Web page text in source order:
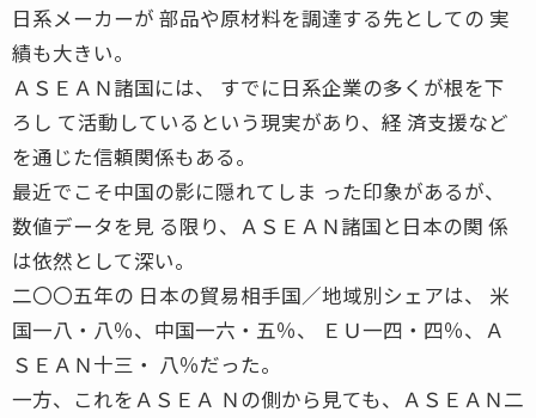
日系メーカーが 部品や原材料を調達する先としての 実
績も大きい。
ＡＳＥＡＮ諸国には、 すでに日系企業の多くが根を下
ろし て活動しているという現実があり、経 済支援など
を通じた信頼関係もある。
最近でこそ中国の影に隠れてしま った印象があるが、
数値データを見 る限り、ＡＳＥＡＮ諸国と日本の関 係
は依然として深い。
二〇〇五年の 日本の貿易相手国／地域別シェアは、 米
国一八・八％、中国一六・五％、 ＥＵ一四・四％、Ａ
ＳＥＡＮ十三・ 八％だった。
一方、これをＡＳＥＡ Ｎの側から見ても、ＡＳＥＡＮ二